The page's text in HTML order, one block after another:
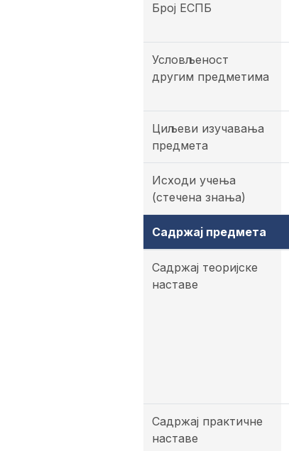
Број ЕСПБ
Условљеност
другим предметима
Циљеви изучавања
предмета
Исходи учења
(стечена знања)
Садржај предмета
Садржај теоријске
наставе
Садржај практичне
наставе